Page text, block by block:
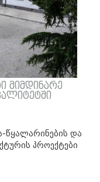
მიმდინარე
წყალარინების და
პროექტები